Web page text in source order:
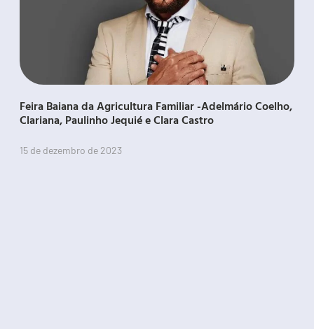
Feira Baiana da Agricultura Familiar -Adelmário Coelho,
Clariana, Paulinho Jequié e Clara Castro
15 de dezembro de 2023